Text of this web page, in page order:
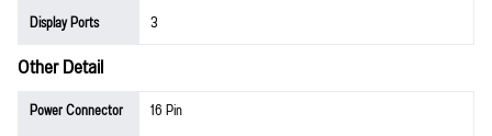
Display Ports
3
Other Detail
Power Connector
16 Pin